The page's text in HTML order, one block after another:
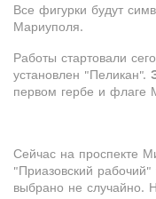
Все фигурки будут
Мариуполя.
Работы стартовали
установлен "Пеликан".
первом гербе и флаге
Сейчас на проспекте
"Приазовский
выбрано не случайно.